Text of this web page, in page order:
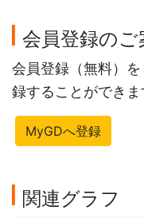
会員登録のご
会員登録（無料）
録することができま
MyGDへ登録
関連グラフ